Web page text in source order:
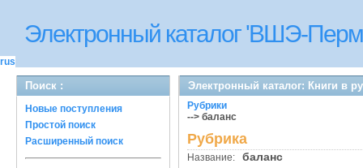
Электронный каталог 'ВШЭ-
rus
Поиск :
Новые поступления
Простой поиск
Расширенный поиск
Электронный каталог: Книги в
Рубрики
--> баланс
Рубрика
Название: баланс